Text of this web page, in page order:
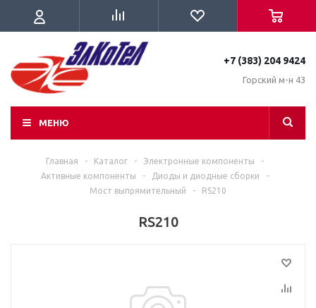
+7 (383) 204 9424
Горский м-н 43
МЕНЮ
Главная - Каталог - Электронные компоненты
-
Активные компоненты
- Диоды и диодные сборки
-
Мост выпрямительный
- RS210
RS210